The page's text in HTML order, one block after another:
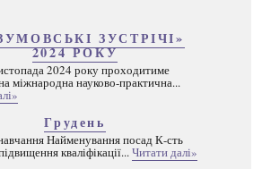
ЗУСТРІЧІ»
2024 РОКУ
2024 року проходитиме
міжнародна науково-практична...
Грудень
Найменування посад К-сть
кваліфікації...Читати далі»